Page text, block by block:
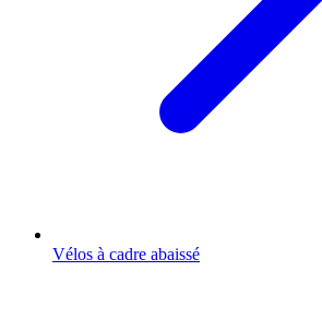
Vélos à cadre abaissé